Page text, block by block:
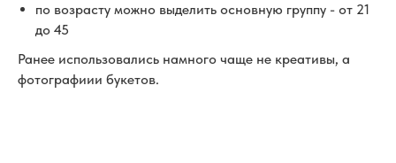
по возрасту можно выделить основную группу - от 21
до 45
Ранее использовались намного чаще не креативы, а
фотографиии букетов.